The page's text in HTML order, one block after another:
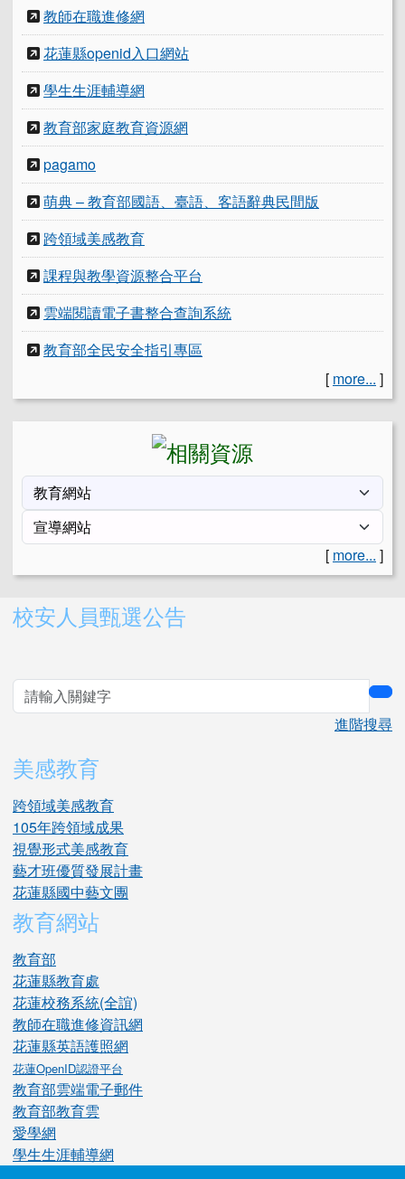
教師在職進修網
花蓮縣openid入口網站
學生生涯輔導網
教育部家庭教育資源網
pagamo
萌典 – 教育部國語、臺語、客語辭典民間版
跨領域美感教育
課程與教學資源整合平台
雲端閱讀電子書整合查詢系統
教育部全民安全指引專區
[ more... ]
[ more... ]
右邊區域內容
校安人員甄選公告
進階搜尋
美感教育
跨領域美感教育
105年跨領域成果
視覺形式美感教育
藝才班優質發展計畫
花蓮縣國中藝文團
教育網站
教育部
花蓮縣教育處
花蓮校務系統(全誼)
教師在職進修資訊網
花蓮縣英語護照網
花蓮OpenID認證平台
教育部雲端電子郵件
教育部教育雲
愛學網
學生生涯輔導網